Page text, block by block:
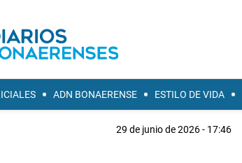
ADN BONAERENSE ESTILO DE VIDA
29 de junio de 2026 - 17:46